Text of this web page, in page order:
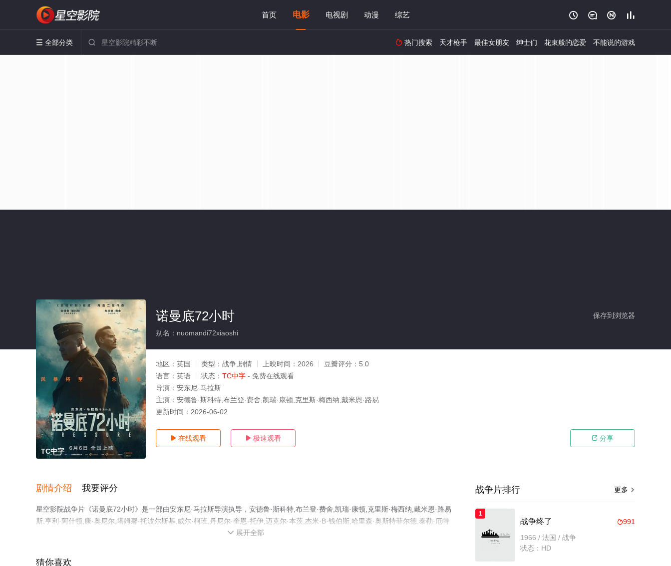
首页 电影 电视剧 动漫 综艺    
 全部分类   热门搜索 天才枪手 最佳女朋友 绅士们 花束般的恋爱 不能说的游戏
TC中字
保存到浏览器
诺曼底72小时
别名：nuomandi72xiaoshi
地区： 英国 类型： 战争,剧情 上映时间： 2026 豆瓣评分： 5.0
语言： 英语 状态： TC中字 - 免费在线观看
导演： 安东尼·马拉斯
主演： 安德鲁·斯科特,布兰登·费舍,凯瑞·康顿,克里斯·梅西纳,戴米恩·路易
更新时间： 2026-06-02
 在线观看  极速观看  分享
剧情介绍 我要评分
星空影院战争片《诺曼底72小时》是一部由安东尼·马拉斯导演执导，安德鲁·斯科特,布兰登·费舍,凯瑞·康顿,克里斯·梅西纳,戴米恩·路易
斯,亨利·阿什顿,康·奥尼尔,塔姆馨·托波尔斯基,威尔·柯班,丹尼尔·奎恩-托伊,迈克尔·本茨,杰米·B·钱伯斯,哈里森·奥斯特菲尔德,泰勒·厄特
利,理查德·克洛西尔,麦克斯·克罗斯,乔舒亚·希尔,托比·威廉姆斯,罗莎娜·布朗,保罗等明星精彩演绎的英国电影，手机免费观看高清无删减
 展开全部
猜你喜欢
更多 
战争片排行
1
991
战争终了
1966 / 法国 / 战争
状态：HD